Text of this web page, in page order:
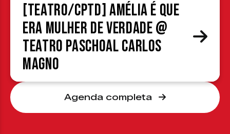
[TEATRO/CPTD] Amélia é que
era mulher de verdade @
Teatro Paschoal Carlos
Magno
Agenda completa